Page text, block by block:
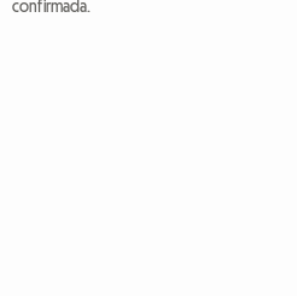
confirmada.